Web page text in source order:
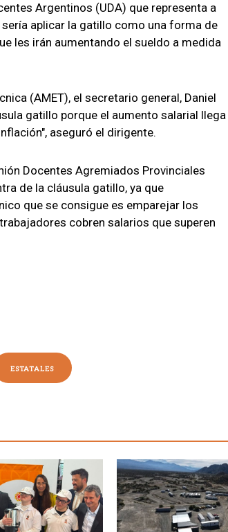
Argentinos (UDA) que representa a
aplicar la gatillo como una forma de
les irán aumentando el sueldo a medida
(AMET), el secretario general, Daniel
gatillo porque el aumento salarial llega
aseguró el dirigente.
Docentes Agremiados Provinciales
de la cláusula gatillo, ya que
que se consigue es emparejar los
cobren salarios que superen
ESTATALES